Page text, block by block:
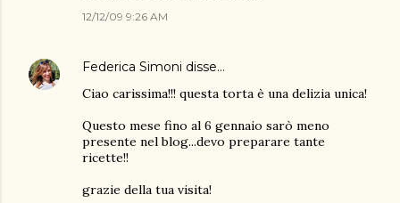
12/12/09 9:26 AM
Federica Simoni disse…
Ciao carissima!!! questa torta è una delizia unica!
Questo mese fino al 6 gennaio sarò meno
presente nel blog...devo preparare tante
ricette!!
grazie della tua visita!